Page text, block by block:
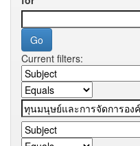
Current filters: